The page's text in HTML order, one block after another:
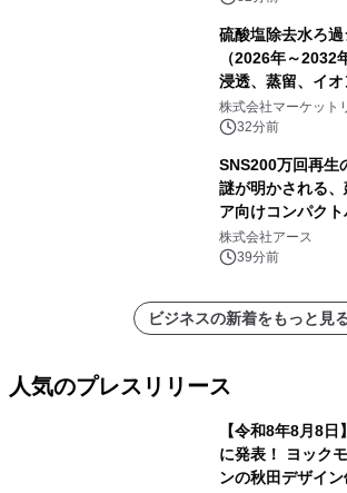
硫酸塩除去水ろ
（2026年～2032
浸透、蒸留、イ
レポートを発表
株式会社マーケット
32分前
SNS200万回再生
謎が明かされる
ア向けコンパク
誕生
株式会社アース
39分前
ビジネスの新着をもっと見
人気のプレスリリース
【令和8年8月8
に発表！ ヨック
ンの秋田デザイ